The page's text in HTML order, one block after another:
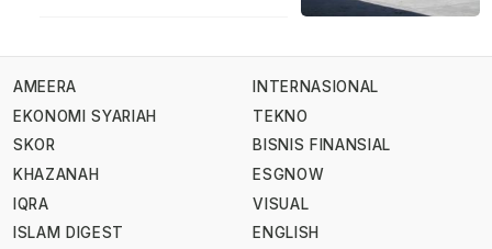
AMEERA
EKONOMI SYARIAH
SKOR
KHAZANAH
IQRA
ISLAM DIGEST
INTERNASIONAL
TEKNO
BISNIS FINANSIAL
ESGNOW
VISUAL
ENGLISH